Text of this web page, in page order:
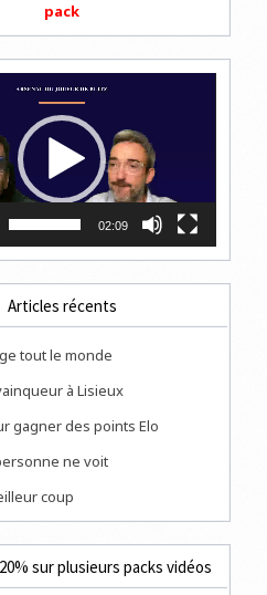
pack
02:09
Articles récents
tout le monde
à Lisieux
gagner des points Elo
ne voit
coup
sur plusieurs packs vidéos